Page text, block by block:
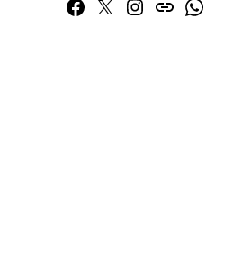
Facebook
TwitterInstagram
issuu